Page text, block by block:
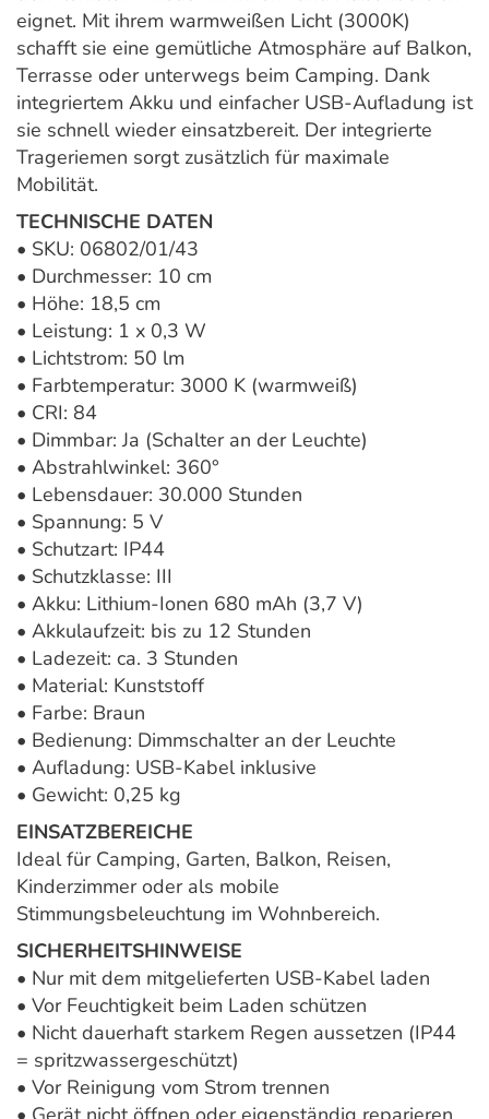
eignet. Mit ihrem warmweißen Licht (3000K)
schafft sie eine gemütliche Atmosphäre auf Balkon,
Terrasse oder unterwegs beim Camping. Dank
integriertem Akku und einfacher USB-Aufladung ist
sie schnell wieder einsatzbereit. Der integrierte
Trageriemen sorgt zusätzlich für maximale
Mobilität.
TECHNISCHE DATEN
• SKU: 06802/01/43
• Durchmesser: 10 cm
• Höhe: 18,5 cm
• Leistung: 1 x 0,3 W
• Lichtstrom: 50 lm
• Farbtemperatur: 3000 K (warmweiß)
• CRI: 84
• Dimmbar: Ja (Schalter an der Leuchte)
• Abstrahlwinkel: 360°
• Lebensdauer: 30.000 Stunden
• Spannung: 5 V
• Schutzart: IP44
• Schutzklasse: III
• Akku: Lithium-Ionen 680 mAh (3,7 V)
• Akkulaufzeit: bis zu 12 Stunden
• Ladezeit: ca. 3 Stunden
• Material: Kunststoff
• Farbe: Braun
• Bedienung: Dimmschalter an der Leuchte
• Aufladung: USB-Kabel inklusive
• Gewicht: 0,25 kg
EINSATZBEREICHE
Ideal für Camping, Garten, Balkon, Reisen,
Kinderzimmer oder als mobile
Stimmungsbeleuchtung im Wohnbereich.
SICHERHEITSHINWEISE
• Nur mit dem mitgelieferten USB-Kabel laden
• Vor Feuchtigkeit beim Laden schützen
• Nicht dauerhaft starkem Regen aussetzen (IP44
= spritzwassergeschützt)
• Vor Reinigung vom Strom trennen